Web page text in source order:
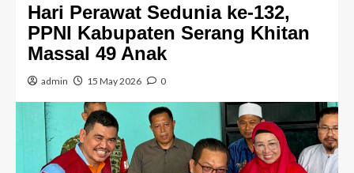
Hari Perawat Sedunia ke-132,
PPNI Kabupaten Serang Khitan
Massal 49 Anak
admin 15 May 2026 0